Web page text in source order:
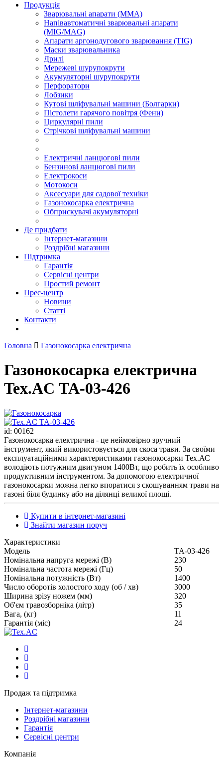
Продукція
Зварювальні апарати (ММА)
Напівавтоматичні зварювальні апарати
(MIG/MAG)
Апарати аргонодугового зварювання (TIG)
Маски зварювальника
Дрилі
Мережеві шурупокрути
Акумуляторні шурупокрути
Перфоратори
Лобзики
Кутові шліфувальні машини (Болгарки)
Пістолети гарячого повітря (Фени)
Циркулярні пили
Стрічкові шліфувальні машини
Електричні ланцюгові пили
Бензинові ланцюгові пили
Електрокоси
Мотокоси
Аксесуари для садової техніки
Газонокосарка електрична
Обприскувачі акумуляторні
Де придбати
Інтернет-магазини
Роздрібні магазини
Підтримка
Гарантія
Сервісні центри
Простий ремонт
Прес-центр
Новини
Статті
Контакти
Головна Газонокосарка електрична
Газонокосарка електрична
Tex.AC ТА-03-426
id: 00162
Газонокосарка електрична - це неймовірно зручний
інструмент, який використовується для скоса трави. За своїми
експлуатаційними характеристиками газонокосарки Тех.АС
володіють потужним двигуном 1400Вт, що робить їх особливо
продуктивним інструментом. За допомогою електричної
газонокосарки можна легко впоратися з скошуванням трави на
газоні біля будинку або на ділянці великої площі.
Купити в інтернет-магазині
Знайти магазин поруч
Характеристики
Модель
ТА-03-426
Номінальна напруга мережі (В)
230
Номінальна частота мережі (Гц)
50
Номінальна потужність (Вт)
1400
Число оборотів холостого ходу (об / хв)
3000
Ширина зрізу ножем (мм)
320
Об'єм травозборніка (літр)
35
Вага, (кг)
11
Гарантія (міс)
24
Продаж та підтримка
Інтернет-магазини
Роздрібні магазини
Гарантія
Сервісні центри
Компанія